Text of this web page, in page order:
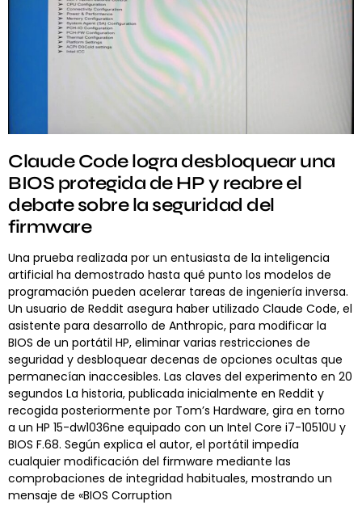
Claude Code logra desbloquear una
BIOS protegida de HP y reabre el
debate sobre la seguridad del
firmware
Una prueba realizada por un entusiasta de la inteligencia
artificial ha demostrado hasta qué punto los modelos de
programación pueden acelerar tareas de ingeniería inversa.
Un usuario de Reddit asegura haber utilizado Claude Code, el
asistente para desarrollo de Anthropic, para modificar la
BIOS de un portátil HP, eliminar varias restricciones de
seguridad y desbloquear decenas de opciones ocultas que
permanecían inaccesibles. Las claves del experimento en 20
segundos La historia, publicada inicialmente en Reddit y
recogida posteriormente por Tom’s Hardware, gira en torno
a un HP 15-dw1036ne equipado con un Intel Core i7-10510U y
BIOS F.68. Según explica el autor, el portátil impedía
cualquier modificación del firmware mediante las
comprobaciones de integridad habituales, mostrando un
mensaje de «BIOS Corruption